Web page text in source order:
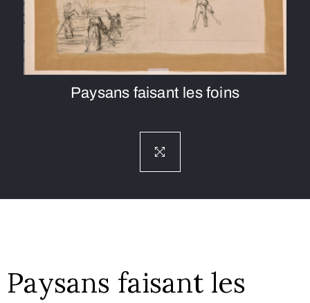
Paysans faisant les foins
Paysans faisant les